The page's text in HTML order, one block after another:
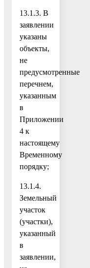
13.1.3. В
заявлении
указаны
объекты,
не
предусмотренные
перечнем,
указанным
в
Приложении
4 к
настоящему
Временному
порядку;
13.1.4.
Земельный
участок
(участки),
указанный
в
заявлении,